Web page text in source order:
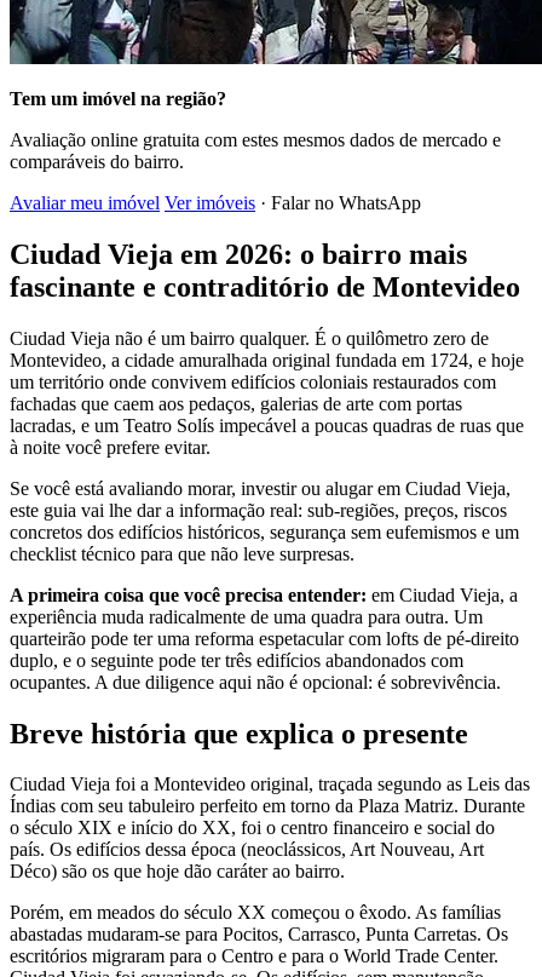
Tem um imóvel na região?
Avaliação online gratuita com estes mesmos dados de mercado e
comparáveis do bairro.
Avaliar meu imóvel Ver imóveis · Falar no WhatsApp
Ciudad Vieja em 2026: o bairro mais
fascinante e contraditório de Montevideo
Ciudad Vieja não é um bairro qualquer. É o quilômetro zero de
Montevideo, a cidade amuralhada original fundada em 1724, e hoje
um território onde convivem edifícios coloniais restaurados com
fachadas que caem aos pedaços, galerias de arte com portas
lacradas, e um Teatro Solís impecável a poucas quadras de ruas que
à noite você prefere evitar.
Se você está avaliando morar, investir ou alugar em Ciudad Vieja,
este guia vai lhe dar a informação real: sub-regiões, preços, riscos
concretos dos edifícios históricos, segurança sem eufemismos e um
checklist técnico para que não leve surpresas.
A primeira coisa que você precisa entender: em Ciudad Vieja, a
experiência muda radicalmente de uma quadra para outra. Um
quarteirão pode ter uma reforma espetacular com lofts de pé-direito
duplo, e o seguinte pode ter três edifícios abandonados com
ocupantes. A due diligence aqui não é opcional: é sobrevivência.
Breve história que explica o presente
Ciudad Vieja foi a Montevideo original, traçada segundo as Leis das
Índias com seu tabuleiro perfeito em torno da Plaza Matriz. Durante
o século XIX e início do XX, foi o centro financeiro e social do
país. Os edifícios dessa época (neoclássicos, Art Nouveau, Art
Déco) são os que hoje dão caráter ao bairro.
Porém, em meados do século XX começou o êxodo. As famílias
abastadas mudaram-se para Pocitos, Carrasco, Punta Carretas. Os
escritórios migraram para o Centro e para o World Trade Center.